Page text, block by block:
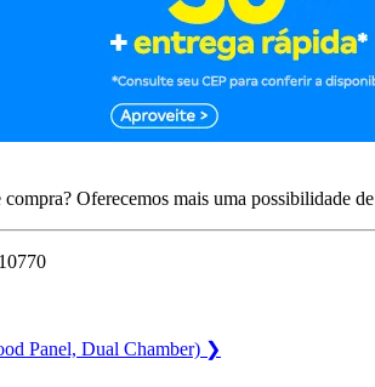
Oferecemos mais uma possibilidade de
Panel, Dual Chamber) ❯